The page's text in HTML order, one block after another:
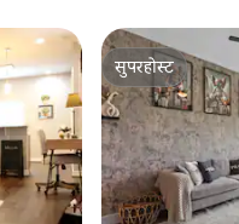
सुपरहोस्ट
सुपरहोस्ट